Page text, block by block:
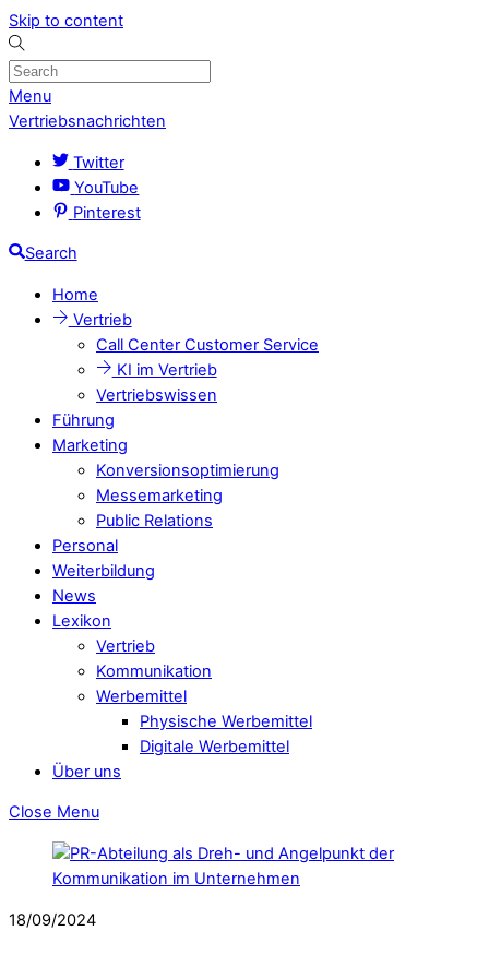
Skip to content
Menu
Vertriebsnachrichten
Twitter
YouTube
Pinterest
Search
Home
Vertrieb
Call Center Customer Service
KI im Vertrieb
Vertriebswissen
Führung
Marketing
Konversionsoptimierung
Messemarketing
Public Relations
Personal
Weiterbildung
News
Lexikon
Vertrieb
Kommunikation
Werbemittel
Physische Werbemittel
Digitale Werbemittel
Über uns
Close Menu
18/09/2024